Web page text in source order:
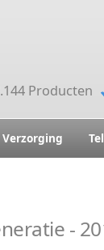
Producten
Verzorging
-